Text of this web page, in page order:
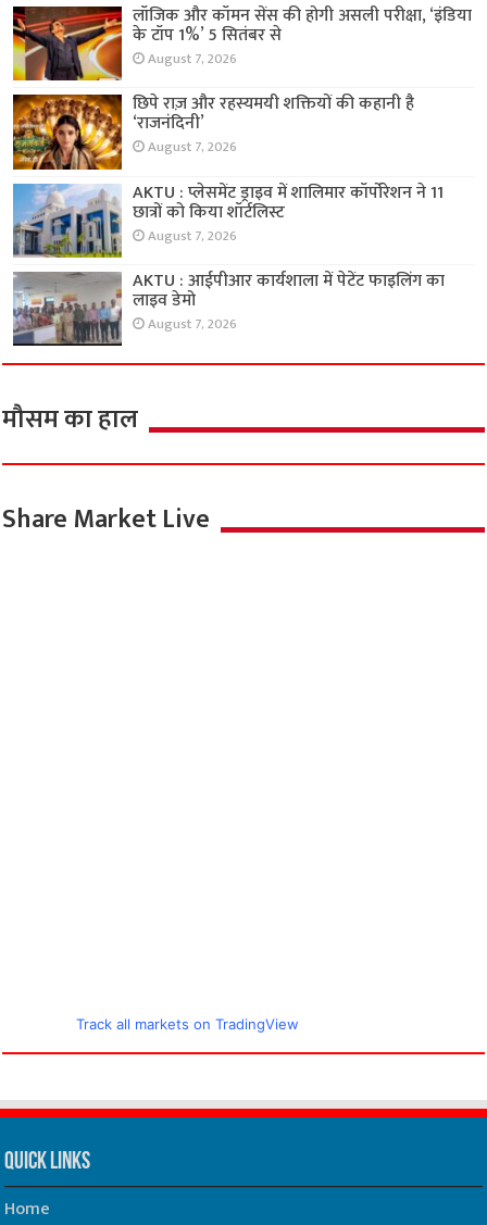
लॉजिक और कॉमन सेंस की होगी असली परीक्षा, ‘इंडिया
के टॉप 1%’ 5 सितंबर से
August 7, 2026
छिपे राज़ और रहस्यमयी शक्तियों की कहानी है
‘राजनंदिनी’
August 7, 2026
AKTU : प्लेसमेंट ड्राइव में शालिमार कॉर्पोरेशन ने 11
छात्रों को किया शॉर्टलिस्ट
August 7, 2026
AKTU : आईपीआर कार्यशाला में पेटेंट फाइलिंग का
लाइव डेमो
August 7, 2026
मौसम का हाल
Share Market Live
Track all markets on TradingView
Quick Links
Home